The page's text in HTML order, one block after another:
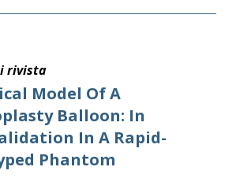
rivista
Model Of A
Balloon: In
In A Rapid-
Phantom